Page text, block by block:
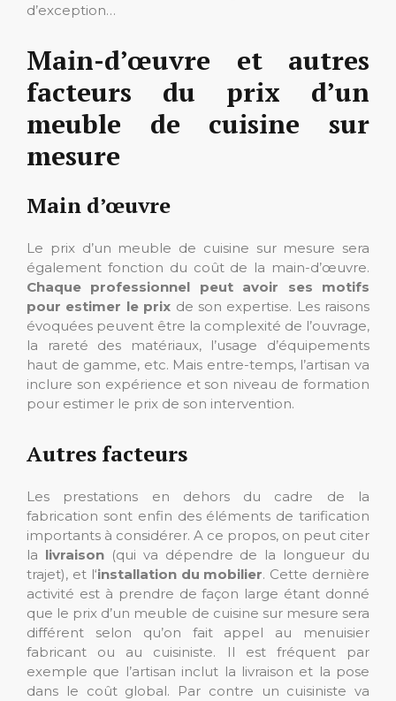
d’exception…
Main-d’œuvre et autres
facteurs du prix d’un
meuble de cuisine sur
mesure
Main d’œuvre
Le prix d’un meuble de cuisine sur mesure sera
également fonction du coût de la main-d’œuvre.
Chaque professionnel peut avoir ses motifs
pour estimer le prix de son expertise. Les raisons
évoquées peuvent être la complexité de l’ouvrage,
la rareté des matériaux, l’usage d’équipements
haut de gamme, etc. Mais entre-temps, l’artisan va
inclure son expérience et son niveau de formation
pour estimer le prix de son intervention.
Autres facteurs
Les prestations en dehors du cadre de la
fabrication sont enfin des éléments de tarification
importants à considérer. A ce propos, on peut citer
la livraison (qui va dépendre de la longueur du
trajet), et l‘installation du mobilier. Cette dernière
activité est à prendre de façon large étant donné
que le prix d’un meuble de cuisine sur mesure sera
différent selon qu’on fait appel au menuisier
fabricant ou au cuisiniste. Il est fréquent par
exemple que l’artisan inclut la livraison et la pose
dans le coût global. Par contre un cuisiniste va